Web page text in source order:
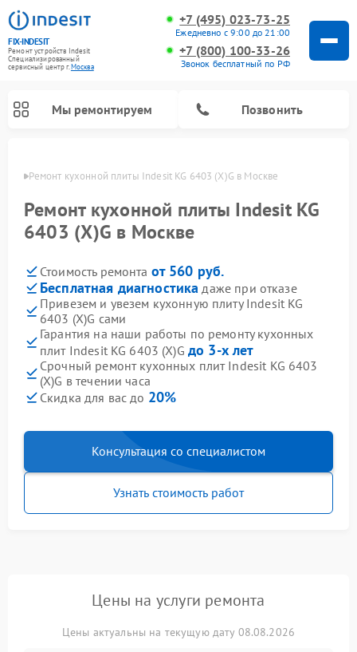
FIX-INDESIT
Ремонт устройств Indesit
Специализированный
cервисный центр г.Москва
+7 (495) 023-73-25
Ежедневно с 9:00 до 21:00
+7 (800) 100-33-26
Звонок бесплатный по РФ
Мы ремонтируем Позвонить
Ремонт кухонной плиты Indesit KG 6403 (X)G в Москве
Ремонт кухонной плиты Indesit KG
6403 (X)G в Москве
Стоимость ремонта от 560 руб.
Бесплатная диагностика даже при отказе
Привезем и увезем кухонную плиту Indesit KG
6403 (X)G сами
Гарантия на наши работы по ремонту кухонных
плит Indesit KG 6403 (X)G до 3-х лет
Срочный ремонт кухонных плит Indesit KG 6403
(X)G в течении часа
Скидка для вас до 20%
Консультация со специалистом
Узнать стоимость работ
Цены на услуги ремонта
Цены актуальны на текущую дату 08.08.2026